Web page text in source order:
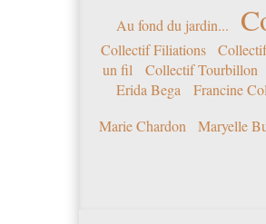
Au fond du jardin...
Collectif Filiations
un fil
Collectif Tourbillon
Erida Bega
Francine
Marie Chardon
Maryelle